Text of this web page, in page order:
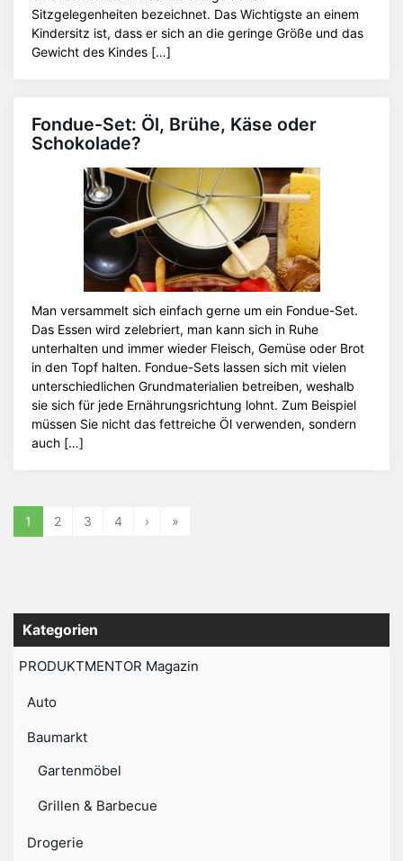
Sitzgelegenheiten bezeichnet. Das Wichtigste an einem
Kindersitz ist, dass er sich an die geringe Größe und das
Gewicht des Kindes […]
Fondue-Set: Öl, Brühe, Käse oder
Schokolade?
Man versammelt sich einfach gerne um ein Fondue-Set.
Das Essen wird zelebriert, man kann sich in Ruhe
unterhalten und immer wieder Fleisch, Gemüse oder Brot
in den Topf halten. Fondue-Sets lassen sich mit vielen
unterschiedlichen Grundmaterialien betreiben, weshalb
sie sich für jede Ernährungsrichtung lohnt. Zum Beispiel
müssen Sie nicht das fettreiche Öl verwenden, sondern
auch […]
1 2 3 4 › »
Kategorien
PRODUKTMENTOR Magazin
Auto
Baumarkt
Gartenmöbel
Grillen & Barbecue
Drogerie